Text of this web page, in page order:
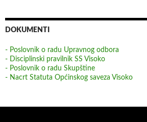
DOKUMENTI
- Poslovnik o radu Upravnog odbora
- Disciplinski pravilnik SS Visoko
- Poslovnik o radu Skupštine
- Nacrt Statuta Općinskog saveza Visoko